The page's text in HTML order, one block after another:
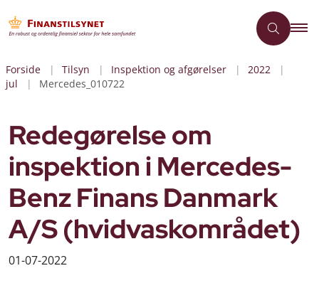
Forside Tilsyn Inspektion og afgørelser
2022
jul
Mercedes_010722
Redegørelse om
inspektion i Mercedes-
Benz Finans Danmark
A/S (hvidvaskområdet)
01-07-2022